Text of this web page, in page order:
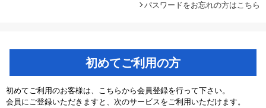
パスワードをお忘れの方はこちら
初めてご利用の方
初めてご利用のお客様は、こちらから会員登録を行って下さい。
会員にご登録いただきますと、次のサービスをご利用いただけます。